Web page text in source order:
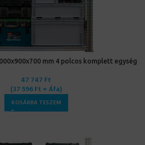
mm 4 polcos komplett egység
47 747 Ft
(37 596Ft + Áfa)
KOSÁRBA TESZEM